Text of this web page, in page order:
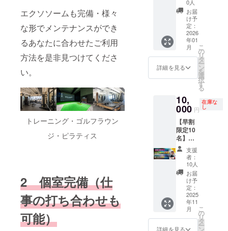
エクソソームも完備・様々
な形でメンテナンスができ
るあなたに合わせたご利用
方法を是非見つけてくださ
い。
トレーニング・ゴルフラウン
ジ・ピラティス
2 個室完備（仕
事の打ち合わせも
可能）
（全て
1on1）
のいず
れかを
体験し
ていた
だくこ
きま
す。 時
60分
（お着
替え、
カウン
セリン
グを
含） 住
所：東
京都渋
谷区宇
田川町
3-10 い
ちご
フィエ
スタ渋
谷5F チ
ケット
マホの
購入画
面を確
（東京
都渋谷
区神宮
前6丁目
20-10
MIYAS
HITA
North
3F） 提
付でス
マホの
購入画
面を確
認
登録し
ていた
だき 購
入画面
を送信
してく
ださ
い。 ↓
その
をさせ
ていた
だきま
す。
料理と
ワイン
で乾杯 •
チーム
対抗
ゲーム
／クイ
ズ：豪
スペ
シャル
座談
会：赤
塚元気
× 豪華
ゲスト
によ
る“ここ
でしか
聞けな
い話” •
クロー
ジング
挨拶：
次なる
⸻
当日の
流れ
（予
定） •
オープ
ニング
挨拶 &
乾杯
（赤塚
藤澤向
希） •
談食タ
イム：
エイト
マン代
表が手
がける
料理と
ワイン
で乾杯 •
チーム
対抗
ゲーム
／クイ
ズ：豪
華景品
い文化
を発信
する
場。 赤
塚元気
× 藤澤
向希を
はじ
め、 豪
華ゲス
に
「食・
遊び・
学び・
つなが
り」を
体感で
きるひ
ととき
です。
⸻
当日の
流れ
（予
定） •
オープ
ニング
日頃か
ら応援
いただ
いてい
る皆様
と共に
祝う特
別な夜
を開催
しま
だの周
年パー
ティー
ではな
く、“イ
ケオジ
製作
所”とし
て新し
い文化
を発信
する
場。 赤
塚元気
× 藤澤
向希を
はじ
0〜 ＠
渋谷
DRAエ
イトマ
（MIYA
SHITA
PARK
North
3F）
特別な
一夜
を、あ
なたと
共に。
％5（パ
ーファ
イブ）
の2周年
を記念
して、
日頃か
ら応援
いただ
いてい
る皆様
と共に
ント」 •
社員参
加型ス
トレッ
チ＆呼
吸法
ワーク
ショッ
プ •福利
厚生・
ベント
に最適
（20〜
200名規
模対応
可） 所
要時
間：約
90分 対
応人
数：
20〜
200名 ※
事前打
ち合わ
せ1回
（オン
と共に
特別な
ウェル
ネス体
験をお
届けし
ます。
心身を
整える
プログ
対話を
通じ
て、未
来の経
営に向
けたエ
ネル
ギーを
養いま
す。 •姿
勢改
善・呼
吸法・
スト
レッチ
による
リフ
ン」(飛
距離+15
ヤード
Up革命
or ベス
トスコ
ア更新
プラ
ン)+%5
2周年記
称)参加
権×1＋
「赤塚
元気と
ゴルフ×
ワイン
会」(仮
称)参加
権×1→
初回カ
ウンセ
リン
グ・ス
イング
解析・
ゴルフ
レッス
0人
お届
け予
定：
2026
年01
月
詳細を見る
こ
の
リ
タ
ー
ン
を
選
択
す
る
10,
000 円
在庫な
し
【早割
限定10
名】
13,000
円
→11,00
0円。
（パー
ファイ
ブ） 2
周年記
念祭参
加権×1
支援
者：
10人
お届
け予
定：
2025
年11
月
詳細を見る
こ
の
リ
タ
ー